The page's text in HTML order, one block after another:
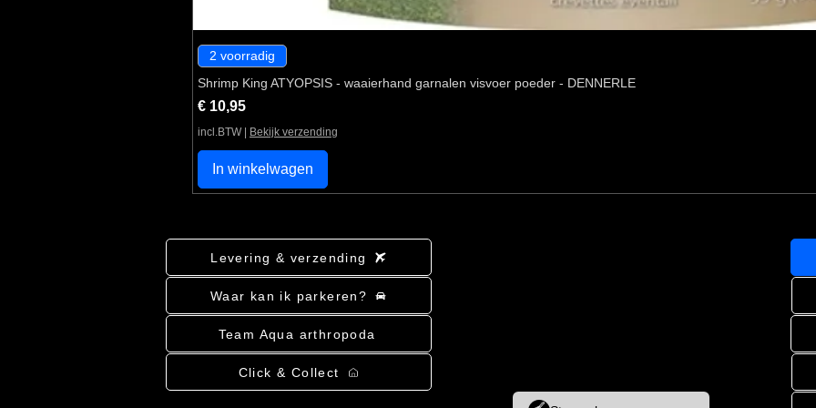
2 voorradig
Shrimp King ATYOPSIS - waaierhand garnalen visvoer poeder - DENNERLE
Prijs
€ 10,95
incl.BTW Bekijk verzending
In winkelwagen
Levering & verzending
Waar kan ik parkeren?
Team Aqua arthropoda
Click & Collect